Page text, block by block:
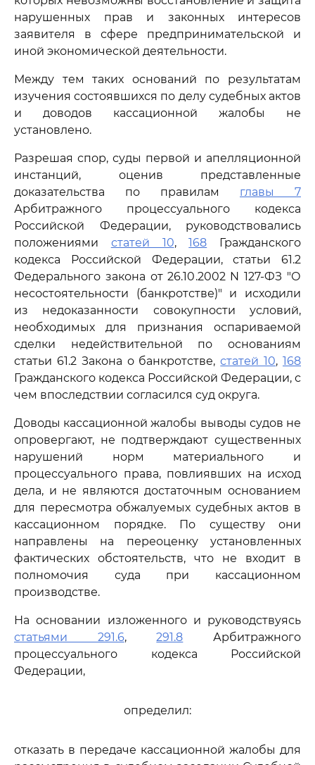
нарушенных прав и законных интересов
заявителя в сфере предпринимательской и
иной экономической деятельности.
Между тем таких оснований по результатам
изучения состоявшихся по делу судебных актов
и доводов кассационной жалобы не
установлено.
Разрешая спор, суды первой и апелляционной
инстанций, оценив представленные
доказательства по правилам главы 7
Арбитражного процессуального кодекса
Российской Федерации, руководствовались
положениями статей 10,168 Гражданского
кодекса Российской Федерации, статьи 61.2
Федерального закона от 26.10.2002 N 127-ФЗ "О
несостоятельности (банкротстве)" и исходили
из недоказанности совокупности условий,
необходимых для признания оспариваемой
сделки недействительной по основаниям
статьи 61.2 Закона о банкротстве,статей 10,168
Гражданского кодекса Российской Федерации, с
чем впоследствии согласился суд округа.
Доводы кассационной жалобы выводы судов не
опровергают, не подтверждают существенных
нарушений норм материального и
процессуального права, повлиявших на исход
дела, и не являются достаточным основанием
для пересмотра обжалуемых судебных актов в
кассационном порядке. По существу они
направлены на переоценку установленных
фактических обстоятельств, что не входит в
полномочия суда при кассационном
производстве.
На основании изложенного и руководствуясь
статьями 291.6,291.8 Арбитражного
процессуального кодекса Российской
Федерации,
определил:
отказать в передаче кассационной жалобы для